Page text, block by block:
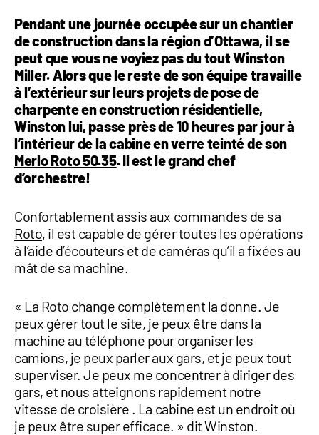
1 877-641-8355
CONTACTEZ-NOUS
Pendant une journée occupée sur un chantier
de construction dans la région d’Ottawa, il se
peut que vous ne voyiez pas du tout Winston
Miller. Alors que le reste de son équipe travaille
à l’extérieur sur leurs projets de pose de
charpente en construction résidentielle,
Winston lui, passe près de 10 heures par jour à
l’intérieur de la cabine en verre teinté de son
Merlo Roto 50.35. Il est le grand chef
d’orchestre!
Confortablement assis aux commandes de sa
Roto, il est capable de gérer toutes les opérations
à l’aide d’écouteurs et de caméras qu’il a fixées au
mât de sa machine.
« La Roto change complètement la donne. Je
peux gérer tout le site, je peux être dans la
machine au téléphone pour organiser les
camions, je peux parler aux gars, et je peux tout
superviser. Je peux me concentrer à diriger des
gars, et nous atteignons rapidement notre
vitesse de croisière . La cabine est un endroit où
je peux être super efficace. » dit Winston.